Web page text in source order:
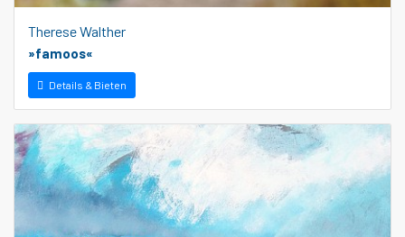
Therese Walther
»famoos«
Details & Bieten